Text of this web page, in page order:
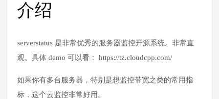
介绍
serverstatus 是非常优秀的服务器监控开源系统。非常直
观。具体 demo 可以看： https://tz.cloudcpp.com/
如果你有多台服务器，特别是想监控带宽之类的常用指
标，这个云监控非常好用。